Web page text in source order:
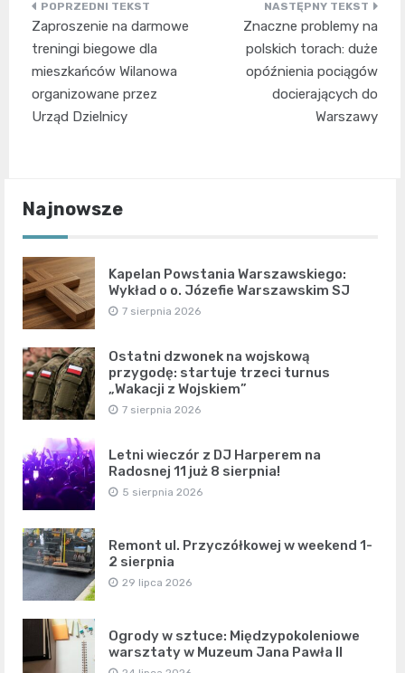
Nawigacja
wpisu
Zaproszenie na darmowe
treningi biegowe dla
mieszkańców Wilanowa
organizowane przez
Urząd Dzielnicy
Znaczne problemy na
polskich torach: duże
opóźnienia pociągów
docierających do
Warszawy
Najnowsze
Kapelan Powstania Warszawskiego:
Wykład o o. Józefie Warszawskim SJ
7 sierpnia 2026
Ostatni dzwonek na wojskową
przygodę: startuje trzeci turnus
„Wakacji z Wojskiem”
7 sierpnia 2026
Letni wieczór z DJ Harperem na
Radosnej 11 już 8 sierpnia!
5 sierpnia 2026
Remont ul. Przyczółkowej w weekend 1-
2 sierpnia
29 lipca 2026
Ogrody w sztuce: Międzypokoleniowe
warsztaty w Muzeum Jana Pawła II